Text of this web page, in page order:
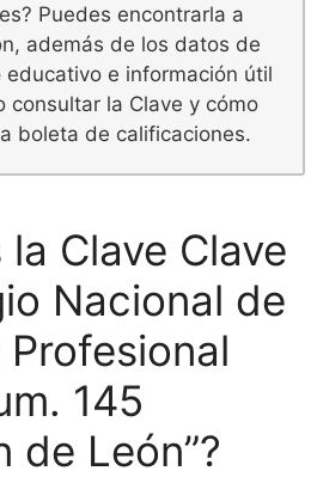
Puedes encontrarla a
además de los datos de
educativo e información útil
consultar la Clave y cómo
boleta de calificaciones.
la Clave Clave
Nacional de
145
de León”?